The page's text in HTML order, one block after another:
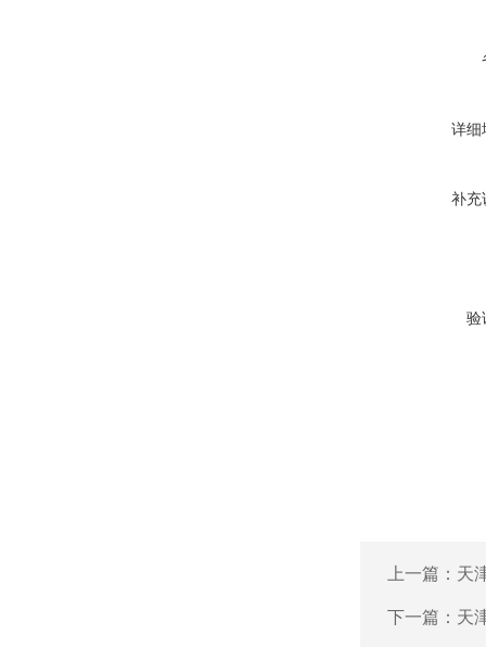
详细
补充
验
上一篇： 天
下一篇： 天